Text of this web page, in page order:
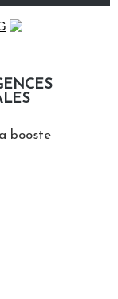
booste